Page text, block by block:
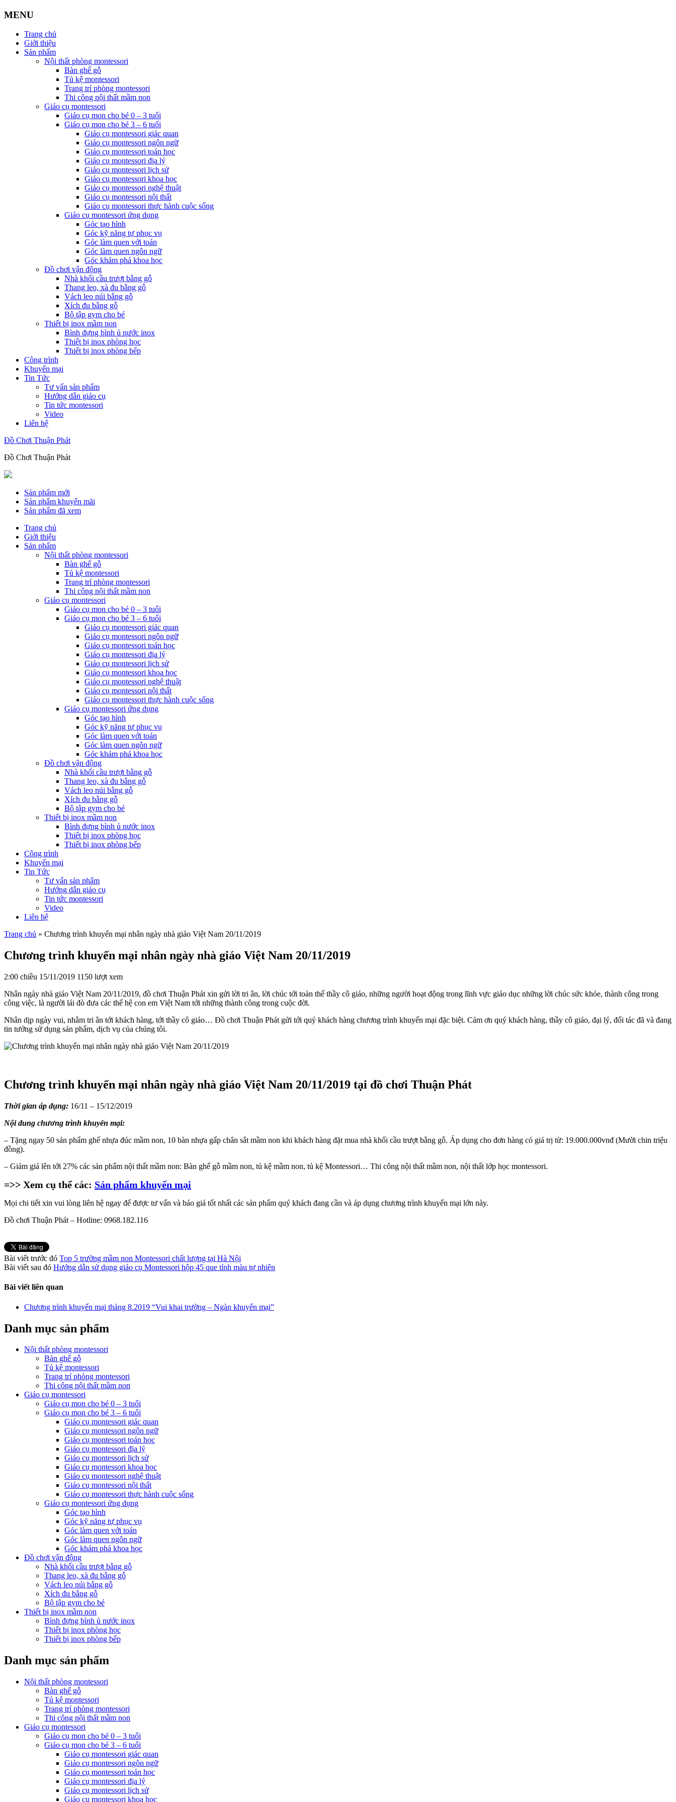
MENU
Trang chủ
Giới thiệu
Sản phẩm
Nội thất phòng montessori
Bàn ghế gỗ
Tủ kệ montessori
Trang trí phòng montessori
Thi công nội thất mầm non
Giáo cụ montessori
Giáo cụ mon cho bé 0 – 3 tuổi
Giáo cụ mon cho bé 3 – 6 tuổi
Giáo cụ montessori giác quan
Giáo cụ montessori ngôn ngữ
Giáo cụ montessori toán học
Giáo cụ montessori địa lý
Giáo cụ montessori lịch sử
Giáo cụ montessori khoa học
Giáo cụ montessori nghệ thuật
Giáo cụ montessori nội thất
Giáo cụ montessori thực hành cuộc sống
Giáo cụ montessori ứng dụng
Góc tạo hình
Góc kỹ năng tự phục vụ
Góc làm quen với toán
Góc làm quen ngôn ngữ
Góc khám phá khoa học
Đồ chơi vận động
Nhà khối cầu trượt bằng gỗ
Thang leo, xà đu bằng gỗ
Vách leo núi bằng gỗ
Xích đu bằng gỗ
Bộ tập gym cho bé
Thiết bị inox mầm non
Bình đựng bình ủ nước inox
Thiết bị inox phòng học
Thiết bị inox phòng bếp
Công trình
Khuyến mại
Tin Tức
Tư vấn sản phẩm
Hướng dẫn giáo cụ
Tin tức montessori
Video
Liên hệ
Đồ Chơi Thuận Phát
Đồ Chơi Thuận Phát
Sản phẩm mới
Sản phẩm khuyến mãi
Sản phẩm đã xem
Trang chủ
Giới thiệu
Sản phẩm
Nội thất phòng montessori
Bàn ghế gỗ
Tủ kệ montessori
Trang trí phòng montessori
Thi công nội thất mầm non
Giáo cụ montessori
Giáo cụ mon cho bé 0 – 3 tuổi
Giáo cụ mon cho bé 3 – 6 tuổi
Giáo cụ montessori giác quan
Giáo cụ montessori ngôn ngữ
Giáo cụ montessori toán học
Giáo cụ montessori địa lý
Giáo cụ montessori lịch sử
Giáo cụ montessori khoa học
Giáo cụ montessori nghệ thuật
Giáo cụ montessori nội thất
Giáo cụ montessori thực hành cuộc sống
Giáo cụ montessori ứng dụng
Góc tạo hình
Góc kỹ năng tự phục vụ
Góc làm quen với toán
Góc làm quen ngôn ngữ
Góc khám phá khoa học
Đồ chơi vận động
Nhà khối cầu trượt bằng gỗ
Thang leo, xà đu bằng gỗ
Vách leo núi bằng gỗ
Xích đu bằng gỗ
Bộ tập gym cho bé
Thiết bị inox mầm non
Bình đựng bình ủ nước inox
Thiết bị inox phòng học
Thiết bị inox phòng bếp
Công trình
Khuyến mại
Tin Tức
Tư vấn sản phẩm
Hướng dẫn giáo cụ
Tin tức montessori
Video
Liên hệ
Trang chủ » Chương trình khuyến mại nhân ngày nhà giáo Việt Nam 20/11/2019
Chương trình khuyến mại nhân ngày nhà giáo Việt Nam 20/11/2019
2:00 chiều 15/11/2019 1150 lượt xem
Nhân ngày nhà giáo Việt Nam 20/11/2019, đồ chơi Thuận Phát xin gửi lời tri ân, lời chúc tới toàn thể thầy cô giáo, những người hoạt động trong lĩnh vực giáo dục những lời chúc sức khỏe, thành công trong
công việc, là người lái đò đưa các thế hệ con em Việt Nam tới những thành công trong cuộc đời.
Nhân dịp ngày vui, nhằm tri ân tới khách hàng, tới thầy cô giáo… Đồ chơi Thuận Phát gửi tới quý khách hàng chương trình khuyến mại đặc biệt. Cảm ơn quý khách hàng, thầy cô giáo, đại lý, đối tác đã và đang
tin tưởng sử dụng sản phẩm, dịch vụ của chúng tôi.
Chương trình khuyến mại nhân ngày nhà giáo Việt Nam 20/11/2019 tại đồ chơi Thuận Phát
Thời gian áp dụng: 16/11 – 15/12/2019
Nội dung chương trình khuyến mại:
– Tặng ngay 50 sản phẩm ghế nhựa đúc mầm non, 10 bàn nhựa gấp chân sắt mầm non khi khách hàng đặt mua nhà khối cầu trượt bằng gỗ. Áp dụng cho đơn hàng có giá trị từ: 19.000.000vnđ (Mười chin triệu
đồng).
– Giảm giá lên tới 27% các sản phẩm nội thất mầm non: Bàn ghế gỗ mầm non, tủ kệ mầm non, tủ kệ Montessori… Thi công nội thất mầm non, nội thất lớp học montessori.
=>> Xem cụ thể các: Sản phẩm khuyến mại
Mọi chi tiết xin vui lòng liên hệ ngay để được tư vấn và báo giá tốt nhất các sản phẩm quý khách đang cần và áp dụng chương trình khuyến mại lớn này.
Đồ chơi Thuận Phát – Hotline: 0968.182.116
Bài viết trước đó Top 5 trường mầm non Montessori chất lượng tại Hà Nội
Bài viết sau đó Hướng dẫn sử dụng giáo cụ Montessori hộp 45 que tính màu tự nhiên
Bài viết liên quan
Chương trình khuyến mại tháng 8.2019 “Vui khai trường – Ngàn khuyến mại”
Danh mục sản phẩm
Nội thất phòng montessori
Bàn ghế gỗ
Tủ kệ montessori
Trang trí phòng montessori
Thi công nội thất mầm non
Giáo cụ montessori
Giáo cụ mon cho bé 0 – 3 tuổi
Giáo cụ mon cho bé 3 – 6 tuổi
Giáo cụ montessori giác quan
Giáo cụ montessori ngôn ngữ
Giáo cụ montessori toán học
Giáo cụ montessori địa lý
Giáo cụ montessori lịch sử
Giáo cụ montessori khoa học
Giáo cụ montessori nghệ thuật
Giáo cụ montessori nội thất
Giáo cụ montessori thực hành cuộc sống
Giáo cụ montessori ứng dụng
Góc tạo hình
Góc kỹ năng tự phục vụ
Góc làm quen với toán
Góc làm quen ngôn ngữ
Góc khám phá khoa học
Đồ chơi vận động
Nhà khối cầu trượt bằng gỗ
Thang leo, xà đu bằng gỗ
Vách leo núi bằng gỗ
Xích đu bằng gỗ
Bộ tập gym cho bé
Thiết bị inox mầm non
Bình đựng bình ủ nước inox
Thiết bị inox phòng học
Thiết bị inox phòng bếp
Danh mục sản phẩm
Nội thất phòng montessori
Bàn ghế gỗ
Tủ kệ montessori
Trang trí phòng montessori
Thi công nội thất mầm non
Giáo cụ montessori
Giáo cụ mon cho bé 0 – 3 tuổi
Giáo cụ mon cho bé 3 – 6 tuổi
Giáo cụ montessori giác quan
Giáo cụ montessori ngôn ngữ
Giáo cụ montessori toán học
Giáo cụ montessori địa lý
Giáo cụ montessori lịch sử
Giáo cụ montessori khoa học